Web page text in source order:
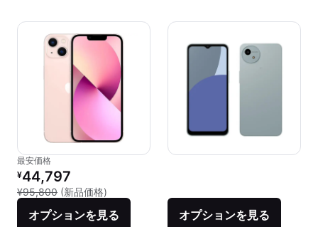
最安価格
リファービッシュ品の価格：
¥44,797
¥95,800 (新品価格)
オプションを見る オプションを見る